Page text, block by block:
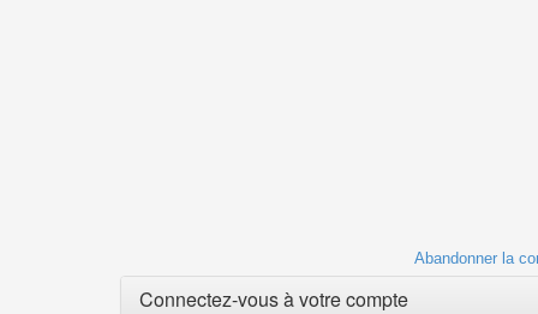
Abandonner la
Connectez-vous à votre compte